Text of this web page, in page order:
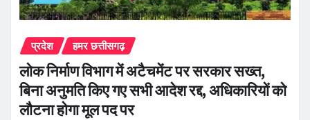
प्रदेश हमर छत्तीसगढ़
लोक निर्माण विभाग में अटैचमेंट पर सरकार सख्त,
बिना अनुमति किए गए सभी आदेश रद्द, अधिकारियों को
लौटना होगा मूल पद पर